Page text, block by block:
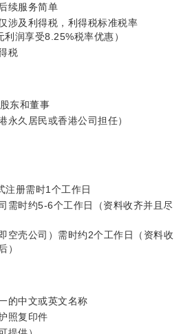
续服务简单
涉及利得税，利得税标准税率
润享受8.25%税率优惠）
税
东和董事
永久居民或香港公司担任）
注册需时1个工作日
需时约5-6个工作日（资料收齐并且尽
空壳公司）需时约2个工作日（资料收
）
的中文或英文名称
照复印件